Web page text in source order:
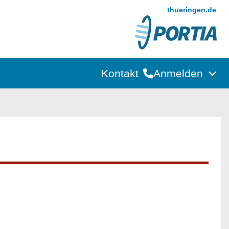
thueringen.de
Kontakt Anmelden